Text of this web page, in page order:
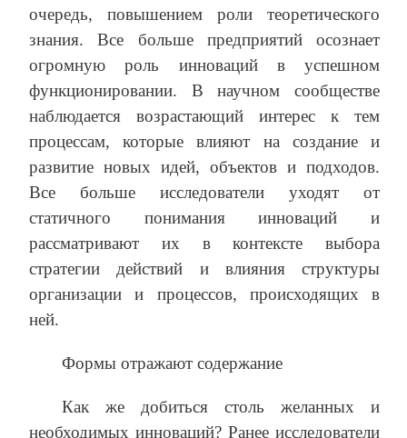
очередь, повышением роли теоретического
знания. Все больше предприятий осознает
огромную роль инноваций в успешном
функционировании. В научном сообществе
наблюдается возрастающий интерес к тем
процессам, которые влияют на создание и
развитие новых идей, объектов и подходов.
Все больше исследователи уходят от
статичного понимания инноваций и
рассматривают их в контексте выбора
стратегии действий и влияния структуры
организации и процессов, происходящих в
ней.
Формы отражают содержание
Как же добиться столь желанных и
необходимых инноваций? Ранее исследователи